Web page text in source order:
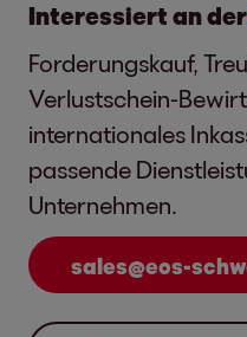
Interessiert an der
Forderungskauf,
Verlustschein-
internationales
passende
Unternehmen.
sales@eos-